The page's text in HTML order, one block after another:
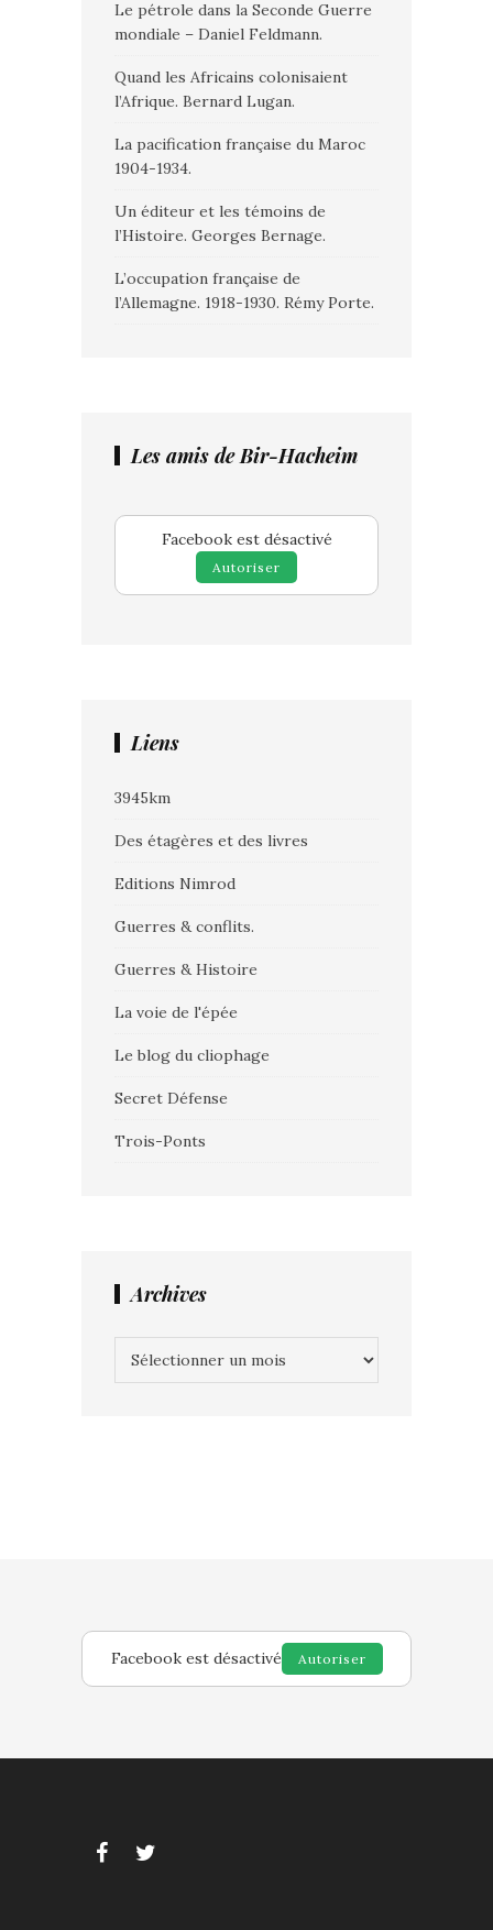
Le pétrole dans la Seconde Guerre
mondiale – Daniel Feldmann.
Quand les Africains colonisaient
l’Afrique. Bernard Lugan.
La pacification française du Maroc
1904-1934.
Un éditeur et les témoins de
l’Histoire. Georges Bernage.
L’occupation française de
l’Allemagne. 1918-1930. Rémy Porte.
Les amis de Bir-Hacheim
Facebook est désactivé
Autoriser
Liens
3945km
Des étagères et des livres
Editions Nimrod
Guerres & conflits.
Guerres & Histoire
La voie de l'épée
Le blog du cliophage
Secret Défense
Trois-Ponts
Archives
Facebook est désactivé Autoriser